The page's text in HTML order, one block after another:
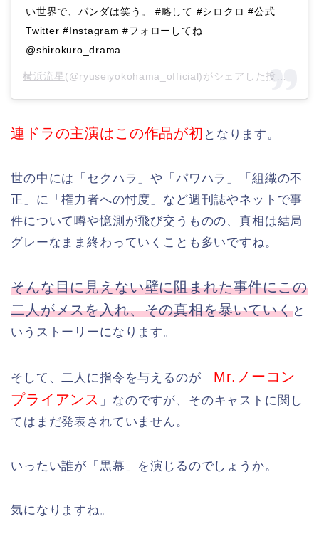
い世界で、パンダは笑う。 #略して #シロクロ #公式
Twitter #Instagram #フォローしてね
@shirokuro_drama
横浜流星 (@ryuseiyokohama_official)がシェアした投稿 –
連ドラの主演はこの作品が初 となります。
世の中には「セクハラ」や「パワハラ」「組織の不
正」に「権力者への忖度」など週刊誌やネットで事
件について噂や憶測が飛び交うものの、真相は結局
グレーなまま終わっていくことも多いですね。
そんな目に見えない壁に阻まれた事件にこの
二人がメスを入れ、その真相を暴いていくと
いうストーリーになります。
そして、二人に指令を与えるのが「 Mr.ノーコン
プライアンス 」なのですが、そのキャストに関し
てはまだ発表されていません。
いったい誰が「黒幕」を演じるのでしょうか。
気になりますね。